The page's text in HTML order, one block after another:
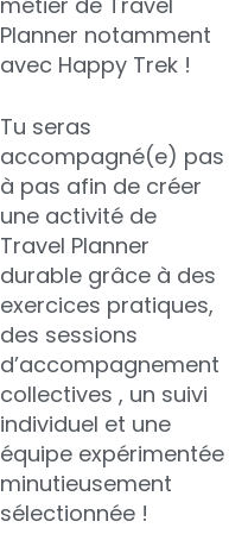
Planner notamment
avec Happy Trek !
Tu seras
accompagné(e) pas
à pas afin de créer
une activité de
Travel Planner
durable grâce à des
exercices pratiques,
des sessions
d’accompagnement
collectives , un suivi
individuel et une
équipe expérimentée
minutieusement
sélectionnée !